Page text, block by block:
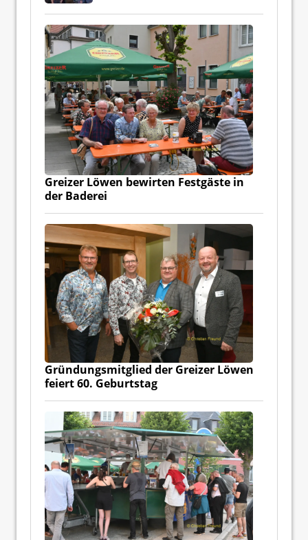
Greizer Löwen bewirten Festgäste in
der Baderei
Gründungsmitglied der Greizer Löwen
feiert 60. Geburtstag